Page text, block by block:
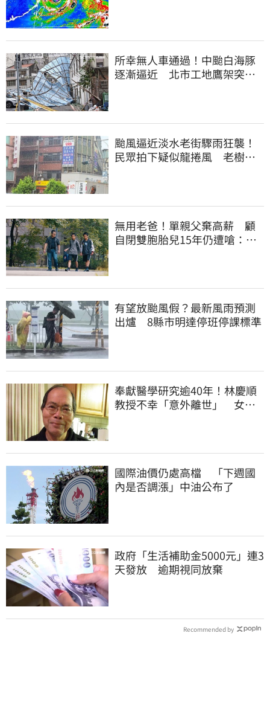
所幸無人車通過！中颱白海豚
逐漸逼近 北市工地鷹架突倒
颱風逼近淡水老街驟雨狂襲！
民眾拍下疑似龍捲風 老樹遭
無用老爸！單親父棄高薪 顧
自閉雙胞胎兒15年仍遭嗆：怎
有望放颱風假？最新風雨預測
出爐 8縣市明達停班停課標準
奉獻醫學研究逾40年！林慶順
教授不幸「意外離世」 女兒
國際油價仍處高檔 「下週國
內是否調漲」中油公布了
政府「生活補助金5000元」連3
天發放 逾期視同放棄
Recommended by